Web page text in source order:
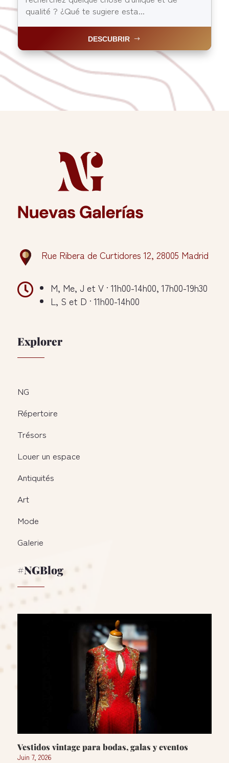
qualité ? ¿Qué te sugiere esta...
DESCUBRIR
Rue Ribera de Curtidores 12, 28005 Madrid

M, Me, J et V · 11h00-14h00, 17h00-19h30
L, S et D · 11h00-14h00
Explorer
NG
Répertoire
Trésors
Louer un espace
Antiquités
Art
Mode
Galerie
#NGBlog
Vestidos vintage para bodas, galas y eventos
Juin 7, 2026